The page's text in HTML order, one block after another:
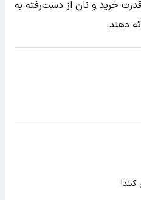
قدرت خرید و نان از دست‌رفته به
دهند.
کنند!